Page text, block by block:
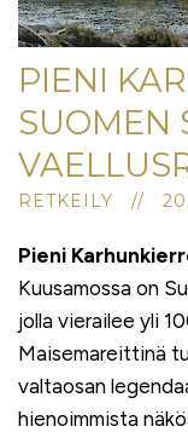
PIENI
SUOMEN
RETKEILY //
Pieni
Kuusamossa on
jolla vierailee yli
Maisemareittinä
valtaosan
hienoimmista